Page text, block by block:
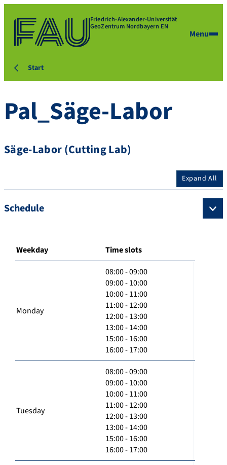
Friedrich-Alexander-Universität
GeoZentrum Nordbayern EN
Menu
Start
Pal_Säge-Labor
Säge-Labor (Cutting Lab)
Expand All
Schedule
Weekday Time slots
Monday
08:00 - 09:00
09:00 - 10:00
10:00 - 11:00
11:00 - 12:00
12:00 - 13:00
13:00 - 14:00
15:00 - 16:00
16:00 - 17:00
Tuesday
08:00 - 09:00
09:00 - 10:00
10:00 - 11:00
11:00 - 12:00
12:00 - 13:00
13:00 - 14:00
15:00 - 16:00
16:00 - 17:00